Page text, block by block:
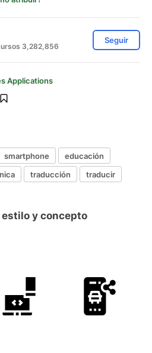
3,282,856
Seguir
Applications
smartphone
educación
traducción traducir
y concepto